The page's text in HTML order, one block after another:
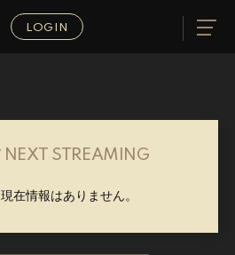
LOGIN
NEXT STREAMING
現在情報はありません。